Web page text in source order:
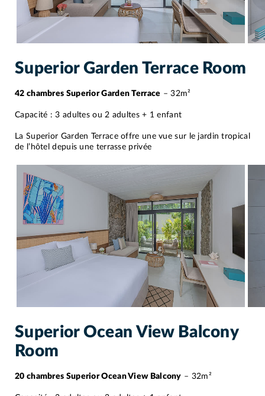
Superior Garden Terrace Room
42 chambres Superior Garden Terrace – 32m²
Capacité : 3 adultes ou 2 adultes + 1 enfant
La Superior Garden Terrace offre une vue sur le jardin tropical
de l’hôtel depuis une terrasse privée
Superior Ocean View Balcony
Room
20 chambres Superior Ocean View Balcony – 32m²